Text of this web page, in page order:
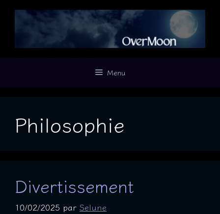
Menu
Philosophie
Divertissement
10/02/2025 par Selune